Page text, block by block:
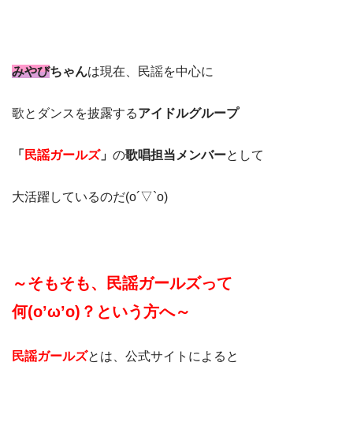
みやびちゃんは現在、民謡を中心に
歌とダンスを披露するアイドルグループ
「 民謡ガールズ」 の歌唱担当メンバーとして
大活躍しているのだ(o´▽`o)
～そもそも、民謡ガールズって
何(o’ω’o)？ という方へ～
民謡ガールズとは、公式サイトによると